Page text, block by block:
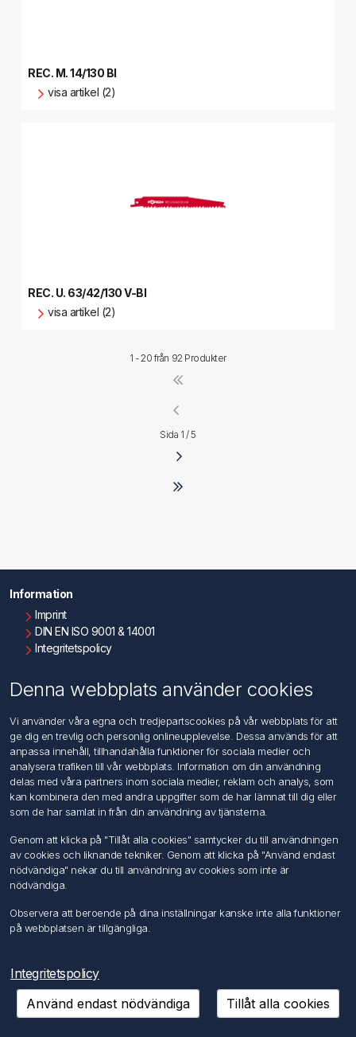
REC. M. 14/130 BI
visa artikel (2)
REC. U. 63/42/130 V-BI
visa artikel (2)
1 - 20 från 92 Produkter
Sida 1 / 5
Information
Imprint
DIN EN ISO 9001 & 14001
Integritetspolicy
Kontakta oss
Kundtjänst
Sök
Mitt konto
Mina ordrar
Mina adresser
Följ oss
Copyright © 2026 FÖRCH Sverige AB. Alla rättigheter reserverade.
Powered bynopCommerce
Denna webbplats använder cookies
Vi använder våra egna och tredjepartscookies på vår webbplats för att
ge dig en trevlig och personlig onlineupplevelse. Dessa används för att
anpassa innehåll, tillhandahålla funktioner för sociala medier och
analysera trafiken till vår webbplats. Information om din användning
delas med våra partners inom sociala medier, reklam och analys, som
kan kombinera den med andra uppgifter som de har lämnat till dig eller
som de har samlat in från din användning av tjänsterna.
Genom att klicka på "Tillåt alla cookies" samtycker du till användningen
av cookies och liknande tekniker. Genom att klicka på "Använd endast
nödvändiga" nekar du till användning av cookies som inte är
nödvändiga.
Observera att beroende på dina inställningar kanske inte alla funktioner
på webbplatsen är tillgängliga.
Integritetspolicy
Använd endast nödvändiga
Tillåt alla cookies